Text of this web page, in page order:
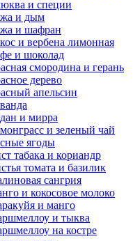
и специи
и дым
и шафран
и вербена лимонная
и шоколад
смородина и герань
дерево
апельсин
и мирра
и зеленый чай
ягоды
табака и кориандр
томата и базилик
сангрия
и кокосовое молоко
и манго
и тыква
на костре